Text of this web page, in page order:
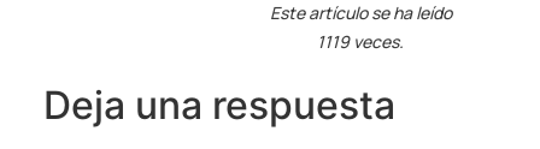
Este artículo se ha leído
1119 veces.
Deja una respuesta